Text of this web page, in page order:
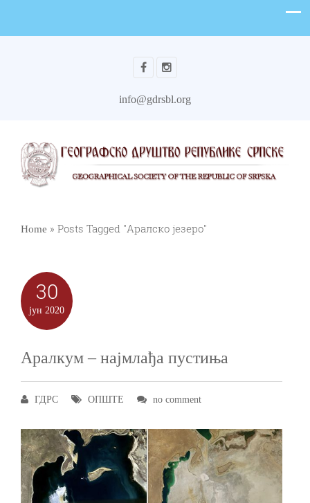
info@gdrsbl.org
Home » Posts Tagged "Аралско језеро"
30
јун 2020
Аралкум ‒ најмлађа пустиња
ГДРС ОПШТЕ no comment